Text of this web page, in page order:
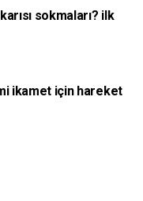
sokmaları? ilk
ikamet için hareket